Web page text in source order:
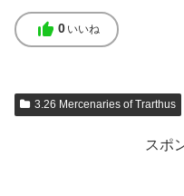
thumb_up 0 いいね
3.26 Mercenaries of Trarthus
スポ